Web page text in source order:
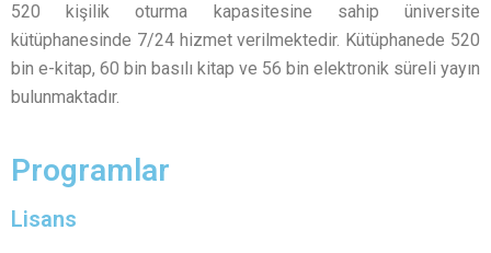
520 kişilik oturma kapasitesine sahip üniversite
kütüphanesinde 7/24 hizmet verilmektedir. Kütüphanede 520
bin e-kitap, 60 bin basılı kitap ve 56 bin elektronik süreli yayın
bulunmaktadır.
Programlar
Lisans